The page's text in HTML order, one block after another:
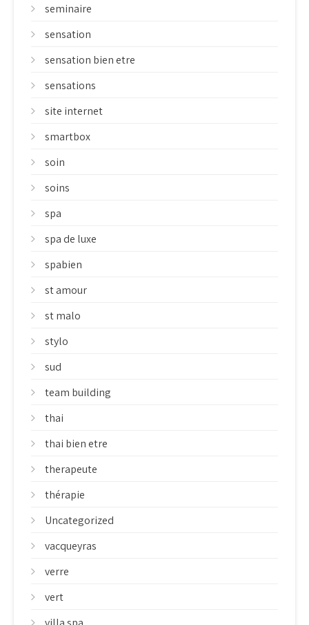
seminaire
sensation
sensation bien etre
sensations
site internet
smartbox
soin
soins
spa
spa de luxe
spabien
st amour
st malo
stylo
sud
team building
thai
thai bien etre
therapeute
thérapie
Uncategorized
vacqueyras
verre
vert